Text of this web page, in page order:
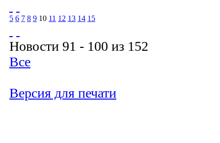
5 6 7 8 9 10 11 12 13 14 15
Новости 91 - 100 из 152
Все
Версия для печати